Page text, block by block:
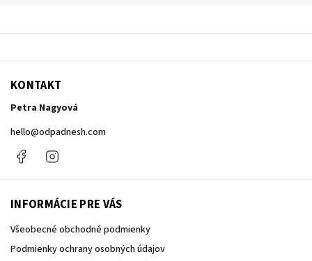
KONTAKT
Petra Nagyová
hello@odpadnesh.com
Facebook
INFORMÁCIE PRE VÁS
Všeobecné obchodné podmienky
Podmienky ochrany osobných údajov